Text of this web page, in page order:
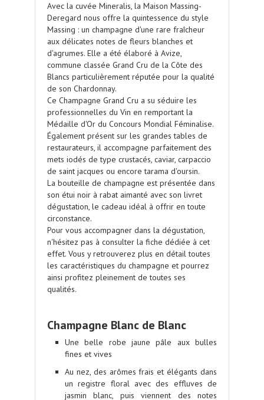
Avec la cuvée Mineralis, la Maison Massing-
Deregard nous offre la quintessence du style
Massing : un champagne d'une rare fraîcheur
aux délicates notes de fleurs blanches et
d'agrumes. Elle a été élaboré à Avize,
commune classée Grand Cru de la Côte des
Blancs particulièrement réputée pour la qualité
de son Chardonnay.
Ce Champagne Grand Cru a su séduire les
professionnelles du Vin en remportant la
Médaille d'Or du Concours Mondial Féminalise.
Également présent sur les grandes tables de
restaurateurs, il accompagne parfaitement des
mets iodés de type crustacés, caviar, carpaccio
de saint jacques ou encore tarama d'oursin.
La bouteille de champagne est présentée dans
son étui noir à rabat aimanté avec son livret
dégustation, le cadeau idéal à offrir en toute
circonstance.
Pour vous accompagner dans la dégustation,
n'hésitez pas à consulter la fiche dédiée à cet
effet. Vous y retrouverez plus en détail toutes
les caractéristiques du champagne et pourrez
ainsi profitez pleinement de toutes ses
qualités.
Champagne Blanc de Blanc
Une belle robe jaune pâle aux bulles
fines et vives
Au nez, des arômes frais et élégants dans
un registre floral avec des effluves de
jasmin blanc, puis viennent des notes